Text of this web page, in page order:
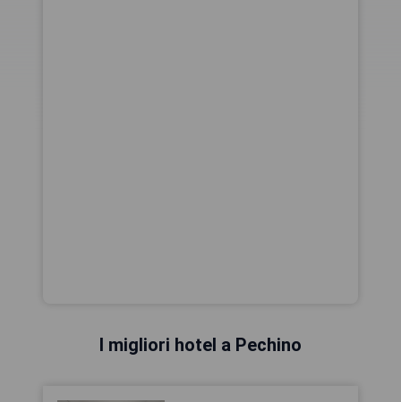
I migliori hotel a Pechino